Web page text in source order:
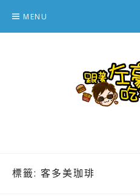
content
MENU
標籤: 客多美珈琲